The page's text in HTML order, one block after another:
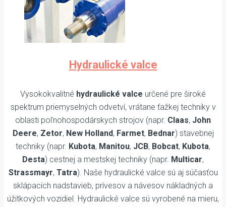
Hydraulické valce
Vysokokvalitné hydraulické valce určené pre široké
spektrum priemyselných odvetví, vrátane ťažkej techniky v
oblasti poľnohospodárskych strojov (napr. Claas, John
Deere, Zetor, New Holland, Farmet, Bednar) stavebnej
techniky (napr. Kubota, Manitou, JCB, Bobcat, Kubota,
Desta) cestnej a mestskej techniky (napr. Multicar,
Strassmayr, Tatra). Naše hydraulické valce sú aj súčasťou
sklápacích nadstavieb, prívesov a návesov nákladných a
úžitkových vozidiel. Hydraulické valce sú vyrobené na mieru,